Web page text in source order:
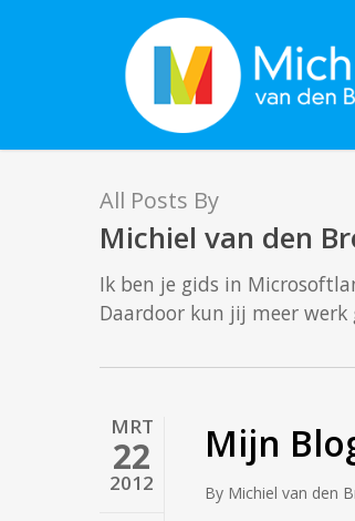
All Posts By
Michiel van den
Ik ben je gids in
Daardoor kun jij meer
MRT
22
2012
Mijn
By Michiel van den